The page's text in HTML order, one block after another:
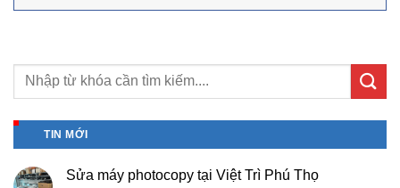
TIN MỚI
Sửa máy photocopy tại Việt Trì Phú Thọ